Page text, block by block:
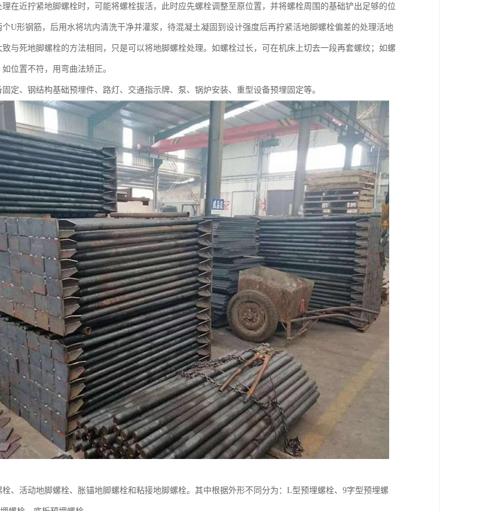
在近拧紧地脚螺栓时，可能将螺栓拔活，此时应先螺栓调整至原位置，并将螺栓周围的基础铲出足够的位
U形钢筋，后用水将坑内清洗干净并灌浆，待混凝土凝固到设计强度后再拧紧活地脚螺栓偏差的处理活地
与死地脚螺栓的方法相同，只是可以将地脚螺栓处理。如螺栓过长，可在机床上切去一段再套螺纹；如螺
位置不符，用弯曲法矫正。
定、钢结构基础预埋件、路灯、交通指示牌、泵、锅炉安装、重型设备预埋固定等。
、活动地脚螺栓、胀锚地脚螺栓和粘接地脚螺栓。其中根据外形不同分为：L型预埋螺栓、9字型预埋螺